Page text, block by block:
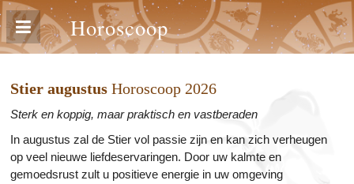
Horoscoop
Stier augustus Horoscoop 2026
Sterk en koppig, maar praktisch en vastberaden
In augustus zal de Stier vol passie zijn en kan zich verheugen
op veel nieuwe liefdeservaringen. Door uw kalmte en
gemoedsrust zult u positieve energie in uw omgeving